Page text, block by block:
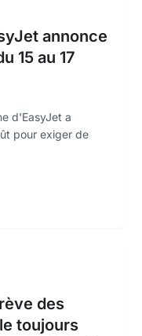
annonce
15 au 17
d'EasyJet a
pour exiger de
des
toujours